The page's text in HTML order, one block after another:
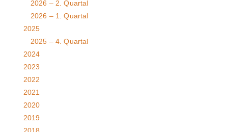
2026 – 2. Quartal
2026 – 1. Quartal
2025
2025 – 4. Quartal
2024
2023
2022
2021
2020
2019
2018